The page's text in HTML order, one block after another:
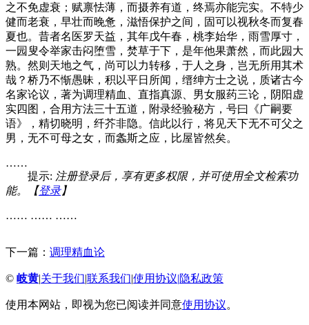
之不免虚衰；赋禀怯薄，而摄养有道，终焉亦能完实。不特少
健而老衰，早壮而晚惫，滋悟保护之间，固可以视秋冬而复春
夏也。昔者名医罗天益，其年戊午春，桃李始华，雨雪厚寸，
一园叟令举家击闷堕雪，焚草于下，是年他果萧然，而此园大
熟。然则天地之气，尚可以力转移，于人之身，岂无所用其术
哉？桥乃不惭愚昧，积以平日所闻，缙绅方士之说，质诸古今
名家论议，著为调理精血、直指真源、男女服药三论，阴阳虚
实四图，合用方法三十五道，附录经验秘方，号曰《广嗣要
语》，精切晓明，纤芥非隐。信此以行，将见天下无不可父之
男，无不可母之女，而螽斯之应，比屋皆然矣。
……
提示: 注册登录后，享有更多权限，并可使用全文检索功
能。【登录】
…… …… ……
下一篇： 调理精血论
© 岐黄|关于我们|联系我们|使用协议|隐私政策
使用本网站，即视为您已阅读并同意使用协议。